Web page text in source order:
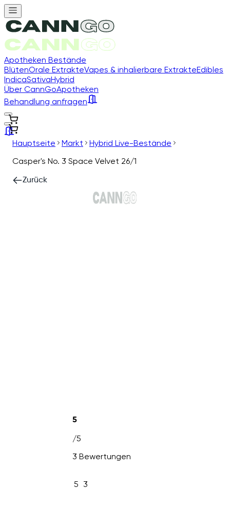
Apotheken Bestände
BlütenOrale ExtrakteVapes & inhalierbare ExtrakteEdibles
IndicaSativaHybrid
Über CannGoApotheken
Behandlung anfragen
Hauptseite Markt
Hybrid Live-Bestände
Casper's No. 3 Space Velvet 26/1
Zurück
5
/5
3 Bewertungen
5 3